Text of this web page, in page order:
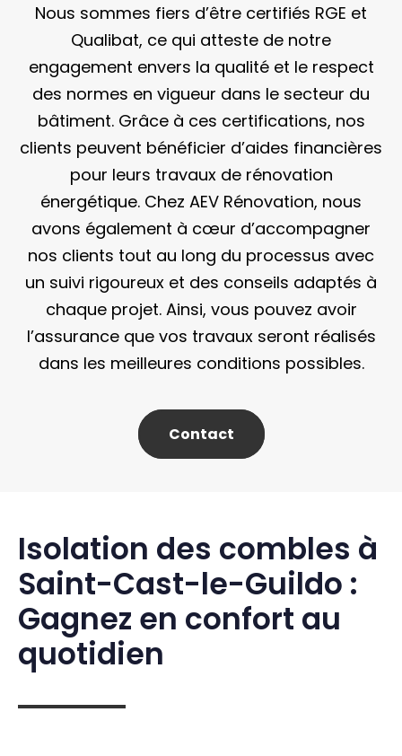
Nous sommes fiers d’être certifiés RGE et
Qualibat, ce qui atteste de notre
engagement envers la qualité et le respect
des normes en vigueur dans le secteur du
bâtiment. Grâce à ces certifications, nos
clients peuvent bénéficier d’aides financières
pour leurs travaux de rénovation
énergétique. Chez AEV Rénovation, nous
avons également à cœur d’accompagner
nos clients tout au long du processus avec
un suivi rigoureux et des conseils adaptés à
chaque projet. Ainsi, vous pouvez avoir
l’assurance que vos travaux seront réalisés
dans les meilleures conditions possibles.
Contact
Isolation des combles à
Saint-Cast-le-Guildo :
Gagnez en confort au
quotidien